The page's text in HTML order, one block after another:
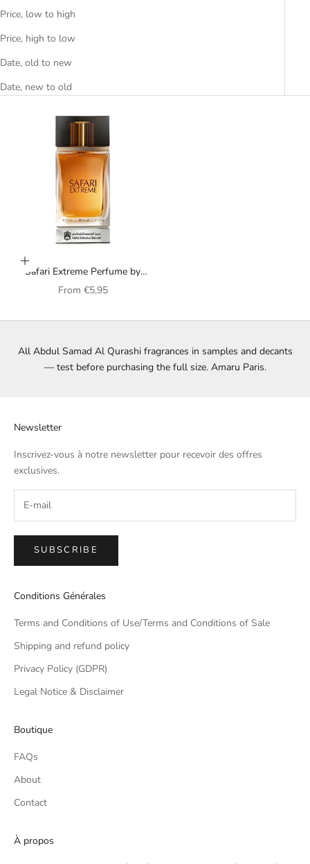
Price, low to high
Price, high to low
Date, old to new
Date, new to old
Choose options
Safari Extreme Perfume by
Abdul Samad Al Qurashi for
Sale price
From €5,95
All Abdul Samad Al Qurashi fragrances in samples and decants
— test before purchasing the full size. Amaru Paris.
Newsletter
Inscrivez-vous à notre newsletter pour recevoir des offres
exclusives.
SUBSCRIBE
Conditions Générales
Terms and Conditions of Use/Terms and Conditions of Sale
Shipping and refund policy
Privacy Policy (GDPR)
Legal Notice & Disclaimer
Boutique
FAQs
About
Contact
À propos